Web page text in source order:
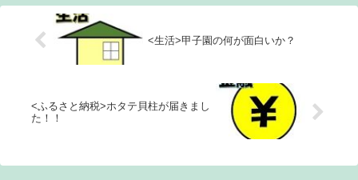
<生活>甲子園の何が面白いか？
<ふるさと納税>ホタテ貝柱が届きまし
た！！